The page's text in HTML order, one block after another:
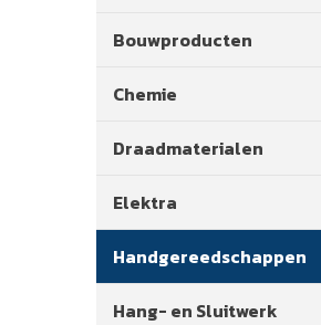
Bouwproducten
Chemie
Draadmaterialen
Elektra
Handgereedschappen
Hang- en Sluitwerk